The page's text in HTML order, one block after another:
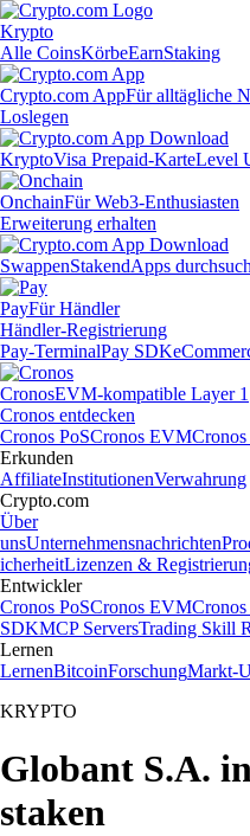
Krypto
Alle CoinsKörbeEarnStaking
Crypto.com AppFür alltägliche
Loslegen
KryptoVisa Prepaid-KarteLevel
OnchainFür Web3-Enthusiasten
Erweiterung erhalten
SwappenStakendApps
PayFür Händler
Händler-Registrierung
Pay-TerminalPay SDK
CronosEVM-kompatible Layer 1
Cronos entdecken
Cronos PoSCronos EVM
Erkunden
AffiliateInstitutionenVerwahrung
Crypto.com
Über
unsUnternehmensnachrichten
icherheitLizenzen &
Entwickler
Cronos PoSCronos EVM
SDKMCP ServersTrading Skill
Lernen
LernenBitcoinForschungMarkt-
KRYPTO
Globant S.A.
staken